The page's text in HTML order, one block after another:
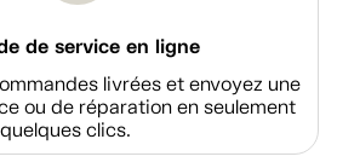
de service en ligne
livrées et envoyez une
ou de réparation en seulement
quelques clics.